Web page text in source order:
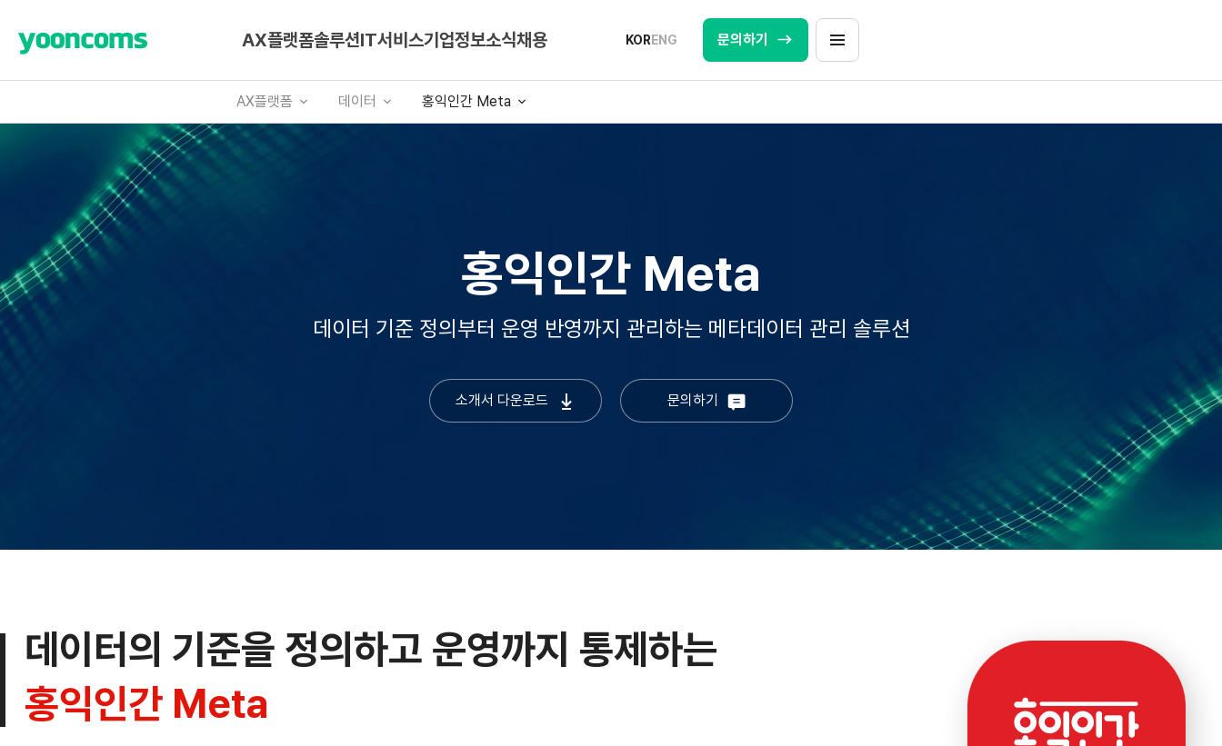
AX플랫폼솔루션IT서비스기업정보소식채용 KOR ENG 문의하기
AX플랫폼 데이터 홍익인간 Meta
홍익인간 Meta
데이터 기준 정의부터 운영 반영까지 관리하는 메타데이터 관리 솔루션
소개서 다운로드 문의하기
데이터의 기준을 정의하고 운영까지 통제하는
홍익인간 Meta